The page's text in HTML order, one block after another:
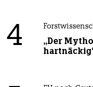
4
„Der